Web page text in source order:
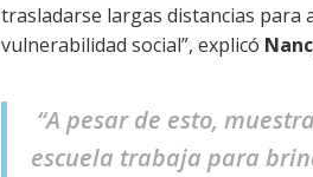
trasladarse largas distancias para
vulnerabilidad social”, explicó
“A pesar de esto,
escuela trabaja para